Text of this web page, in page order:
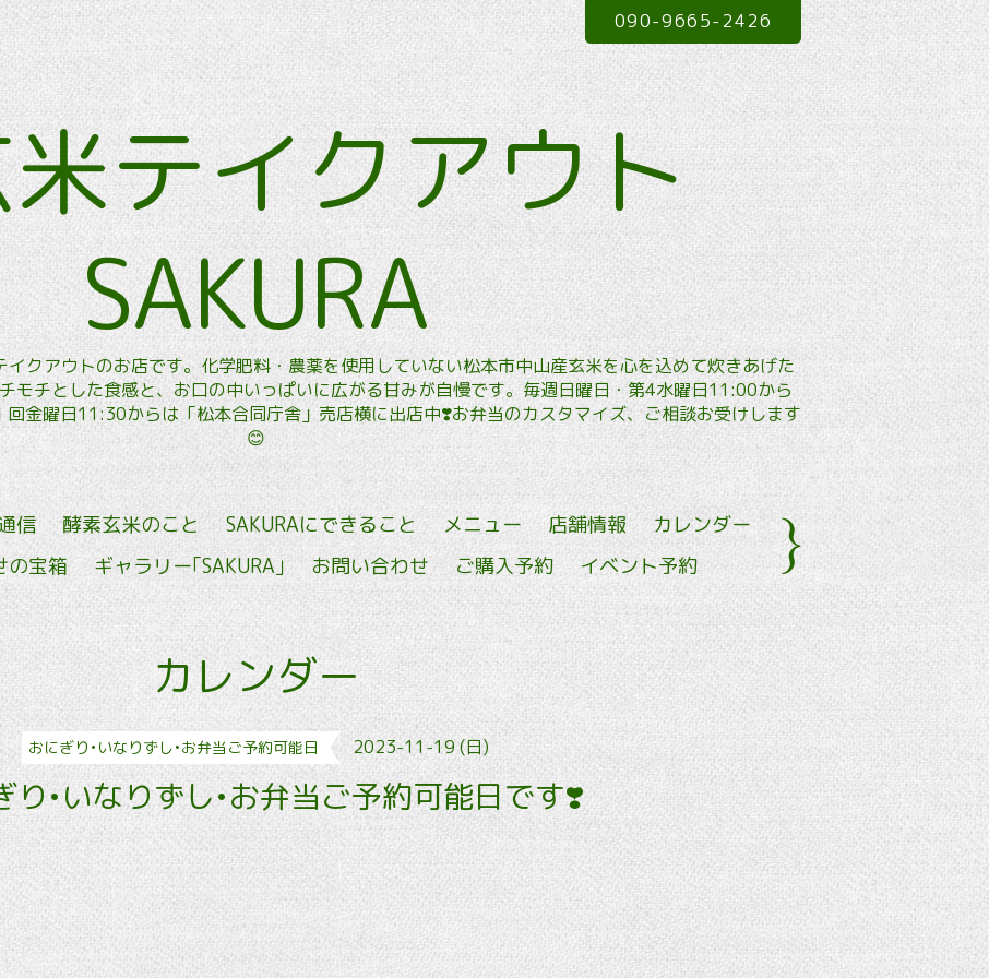
米テイクアウト
SAKURA
イクアウトのお店です。化学肥料・農薬を使用していない松本市中山産玄米を心を込めて炊きあげた
モチとした食感と、お口の中いっぱいに広がる甘みが自慢です。毎週日曜日・第4水曜日11:00から
回金曜日11:30からは「松本合同庁舎」売店横に出店中❣️お弁当のカスタマイズ、ご相談お受けします
😊
090-9665-2426
信 酵素玄米のこと SAKURAにできること メニュー 店舗情報
カレンダー
宝箱
ギャラリー｢SAKURA｣ お問い合わせ ご購入予約 イベント予約
カレンダー
おにぎり•いなりずし•お弁当ご予約可能日 2023-11-19 (日)
り•いなりずし•お弁当ご予約可能日です❣️